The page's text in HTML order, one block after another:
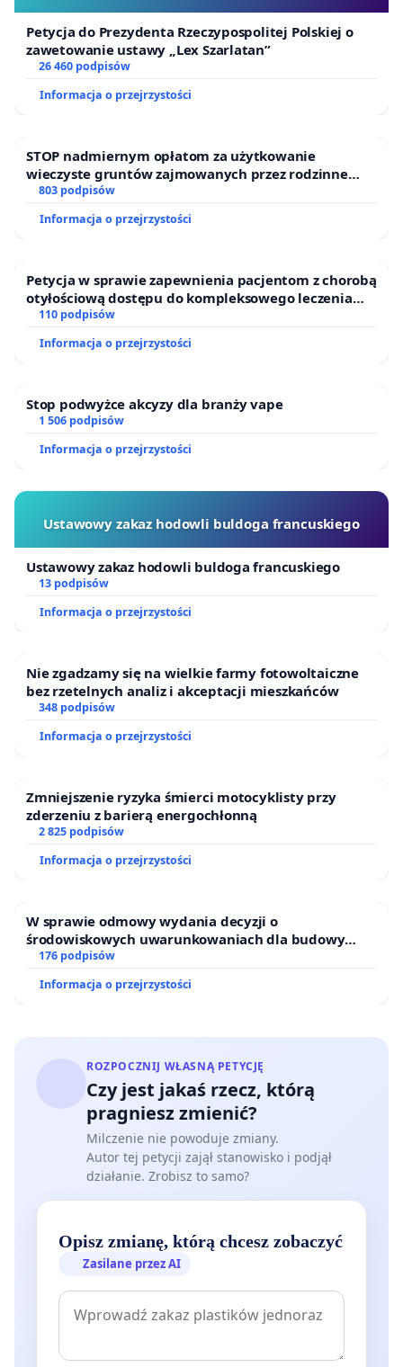
Petycja do Prezydenta Rzeczypospolitej Polskiej o
zawetowanie ustawy „Lex Szarlatan”
26 460 podpisów
Informacja o przejrzystości
STOP nadmiernym opłatom za użytkowanie
wieczyste gruntów zajmowanych przez rodzinne
ogrody działkowe.
803 podpisów
Informacja o przejrzystości
Petycja w sprawie zapewnienia pacjentom z chorobą
otyłościową dostępu do kompleksowego leczenia
oraz programów profilaktycznych.
110 podpisów
Informacja o przejrzystości
Stop podwyżce akcyzy dla branży vape
1 506 podpisów
Informacja o przejrzystości
Ustawowy zakaz hodowli buldoga francuskiego
Ustawowy zakaz hodowli buldoga francuskiego
13 podpisów
Informacja o przejrzystości
Nie zgadzamy się na wielkie farmy fotowoltaiczne
bez rzetelnych analiz i akceptacji mieszkańców
348 podpisów
Informacja o przejrzystości
Zmniejszenie ryzyka śmierci motocyklisty przy
zderzeniu z barierą energochłonną
2 825 podpisów
Informacja o przejrzystości
W sprawie odmowy wydania decyzji o
środowiskowych uwarunkowaniach dla budowy
zakładu wytwarzania biometanu „Krynki” w
Ostrowiu Południowym oraz ochrony mieszkańców i
Puszczy Knyszyńskiej
176 podpisów
Informacja o przejrzystości
ROZPOCZNIJ WŁASNĄ PETYCJĘ
Czy jest jakaś rzecz, którą
pragniesz zmienić?
Milczenie nie powoduje zmiany.
Autor tej petycji zajął stanowisko i podjął
działanie. Zrobisz to samo?
Opisz zmianę, którą chcesz zobaczyć
Zasilane przez AI